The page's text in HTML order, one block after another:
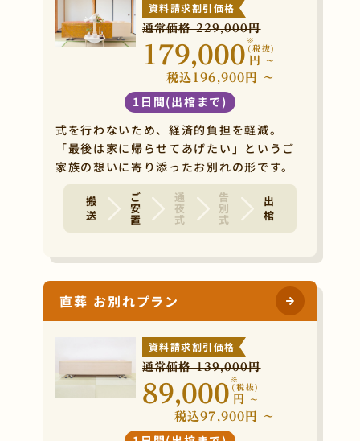
資料請求割引価格
通常価格 229,000円
179,000
※
円
(税抜)
~
税込196,900円 ~
1日間(出棺まで)
式を行わないため、経済的負担を軽減。
「最後は家に帰らせてあげたい」というご
家族の想いに寄り添ったお別れの形です。
搬 送 ご安置 通夜式 告別式 出 棺
直葬 お別れプラン
資料請求割引価格
通常価格 139,000円
89,000
※
円
(税抜)
~
税込97,900円 ~